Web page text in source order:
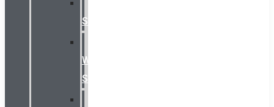
Signaling
Warning
Signals